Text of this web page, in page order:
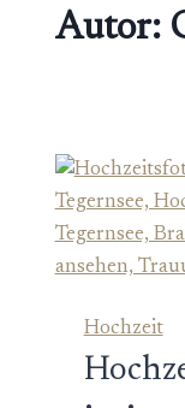
Autor:
Hochzeit